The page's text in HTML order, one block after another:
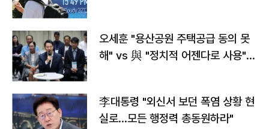
오세훈 "용산공원 주택공급 동의 못
해" vs 與 "정치적 어젠다로 사용"
李대통령 "외신서 보던 폭염 상황 현
실로…모든 행정력 총동원하라"